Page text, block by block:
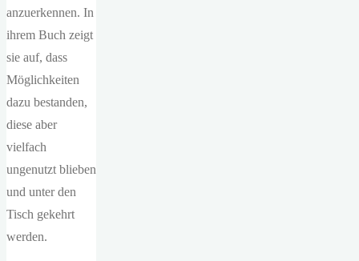
anzuerkennen. In
ihrem Buch zeigt
sie auf, dass
Möglichkeiten
dazu bestanden,
diese aber
vielfach
ungenutzt blieben
und unter den
Tisch gekehrt
werden.